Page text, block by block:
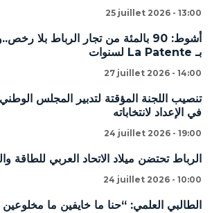
25 juillet 2026 - 13:00
أشوط: 90 بالمئة من تجار الرباط بلا
بـ La Patente لسنوات
27 juillet 2026 - 14:00
تنصيب اللجنة المؤقتة لتدبير المجلس
في الإعداد لانتخاباته
24 juillet 2026 - 19:00
الرباط تحتضن ميلاد الاتحاد العربي للطاقة
24 juillet 2026 - 10:00
الطالبي العلمي: “حنا ما خايفين ما